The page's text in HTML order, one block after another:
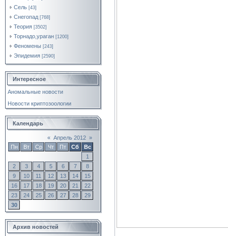
Сель [43]
Снегопад [768]
Теория [3502]
Торнадо,ураган [1200]
Феномены [243]
Эпидемия [2590]
Интересное
Аномальные новости
Новости криптозоологии
Календарь
« Апрель 2012 »
Пн
Вт Ср Чт Пт Сб
Вс
1
2
3 4 5 6 7
8
9
10 11 12 13 14
15
16
17 18 19 20 21
22
23
24 25 26 27 28
29
30
Архив новостей